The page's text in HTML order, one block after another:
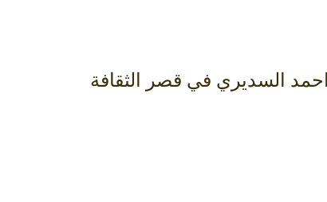
السديري في قصر الثقافة